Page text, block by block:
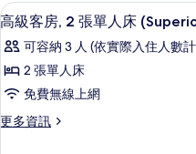
(Superior
Room
Double)
的
所
有
床
(Superior
Room
Double)
的
詳
情
人
床
(Standard
Room
Twice)
的
2
單
人
(Standard
Room
Twice)
顯
示
高
級
房,
4
高級客房, 2 張單人床
可容納 3 人 (依實際入住人數
2 張單人床
免費無線上網
更多資訊
更